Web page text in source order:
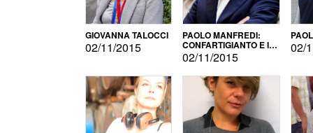
GIOVANNA TALOCCI
02/11/2015
PAOLO MANFREDI:
CONFARTIGIANTO E IL
SONDAGGIO
02/11/2015
02/